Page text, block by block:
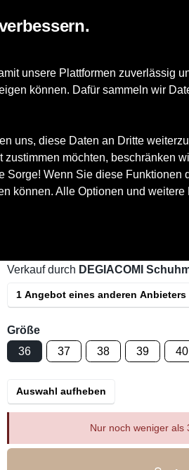
unsere Plattformen zuverlässig
können. Dafür sammeln wir
uns, diese Daten an Dritte
möchten, beschränken
Wenn Sie diese
können. Alle Optionen und
Tamaris
Damen-Schnürer
Verkauf durch DEGIACOMI
1 Angebot eines anderen Anbieters
Größe
36
37 38 39 40
Auswahl aufheben
Nur noch weniger als